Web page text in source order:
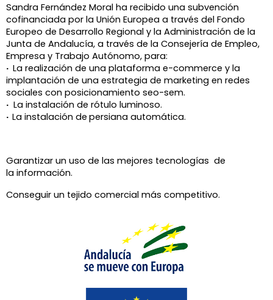
Sandra Fernández Moral ha recibido una subvención
cofinanciada por la Unión Europea a través del Fondo
Europeo de Desarrollo Regional y la Administración de la
Junta de Andalucía, a través de la Consejería de Empleo,
Empresa y Trabajo Autónomo, para:
· La realización de una plataforma e-commerce y la
implantación de una estrategia de marketing en redes
sociales con posicionamiento seo-sem.
· La instalación de rótulo luminoso.
· La instalación de persiana automática.
Garantizar un uso de las mejores tecnologías de
la información.
Conseguir un tejido comercial más competitivo.